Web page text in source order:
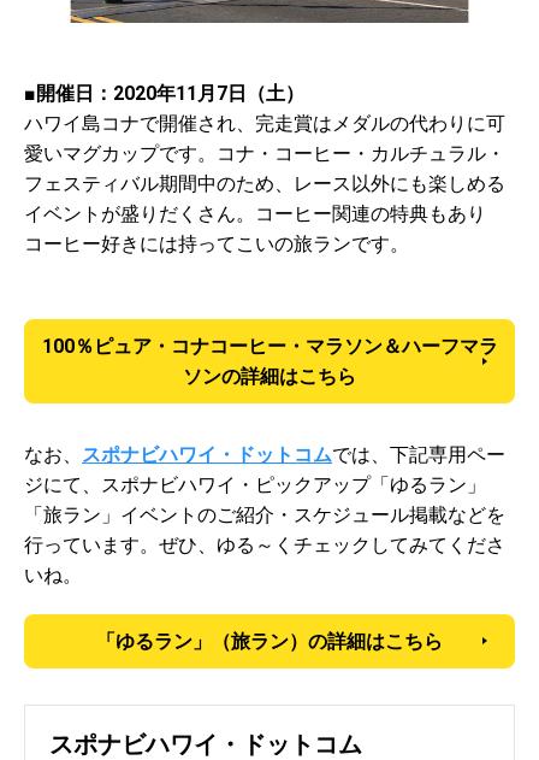
■開催日：2020年11月7日（土）
ハワイ島コナで開催され、完走賞はメダルの代わりに可
愛いマグカップです。コナ・コーヒー・カルチュラル・
フェスティバル期間中のため、レース以外にも楽しめる
イベントが盛りだくさん。コーヒー関連の特典もあり
コーヒー好きには持ってこいの旅ランです。
100％ピュア・コナコーヒー・マラソン＆ハーフマラ
ソンの詳細はこちら
なお、 スポナビハワイ・ドットコムでは、下記専用ペー
ジにて、スポナビハワイ・ピックアップ「ゆるラン」
「旅ラン」イベントのご紹介・スケジュール掲載などを
行っています。ぜひ、ゆる～くチェックしてみてくださ
いね。
「ゆるラン」（旅ラン）の詳細はこちら
スポナビハワイ・ドットコム